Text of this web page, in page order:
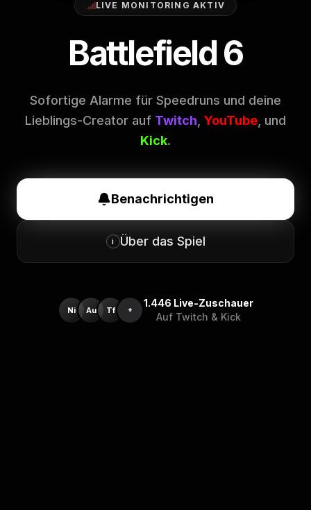
LIVE MONITORING AKTIV
Battlefield 6
Sofortige Alarme für Speedruns und deine
Lieblings-Creator auf Twitch YouTube , und
Kick.
Benachrichtigen
i Über das Spiel
Ni Au Tf +
1.446 Live-Zuschauer
Auf Twitch & Kick